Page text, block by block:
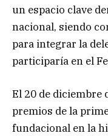
un espacio clave
nacional, siendo
para integrar la
participaría en el
El 20 de diciembre
premios de la
fundacional en la